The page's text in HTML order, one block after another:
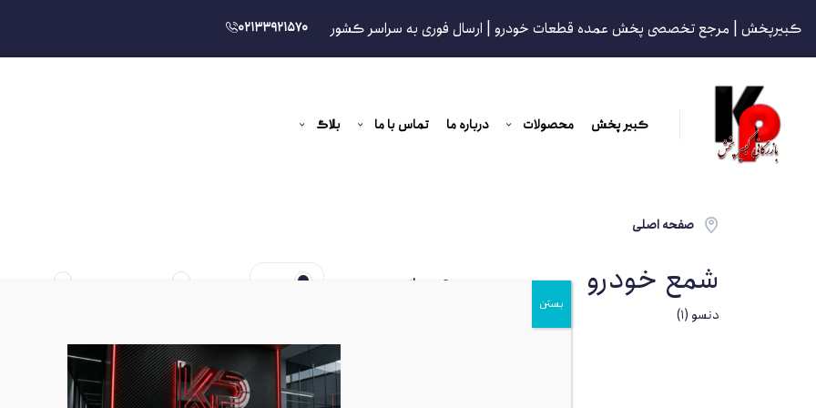
کبیرپخش | مرجع تخصصی پخش عمده قطعات خودرو | ارسال فوری به سراسر کشور 02133921570
کبیر پخش محصولات درباره ما تماس با ما بلاگ
صفحه اصلی
شمع خودرو
دنسو (1)
مرتب سازی
بستن